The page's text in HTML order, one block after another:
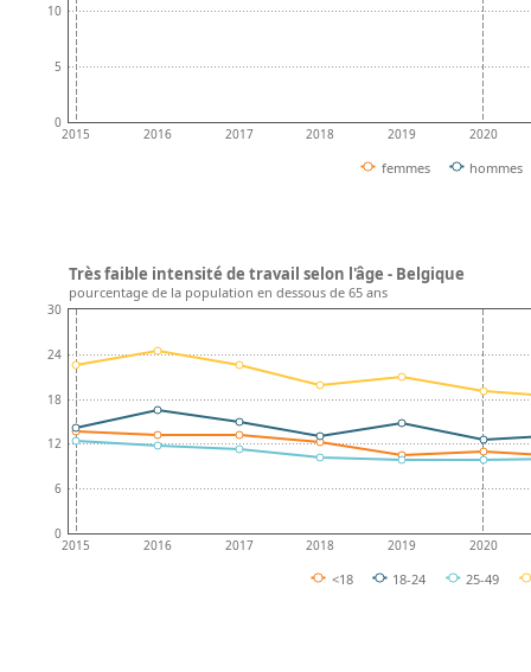
2015 2016 2017 2018 2019 2020
0
5
10
femmes hommes
2015 2016 2017 2018 2019 2020
0
6
12
18
24
30
<18 18-24 25-49
Très faible intensité de travail selon l'âge - Belgique
pourcentage de la population en dessous de 65 ans